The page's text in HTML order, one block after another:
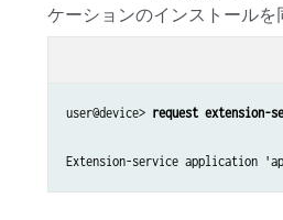
ケーションのインストールを
user@device> request